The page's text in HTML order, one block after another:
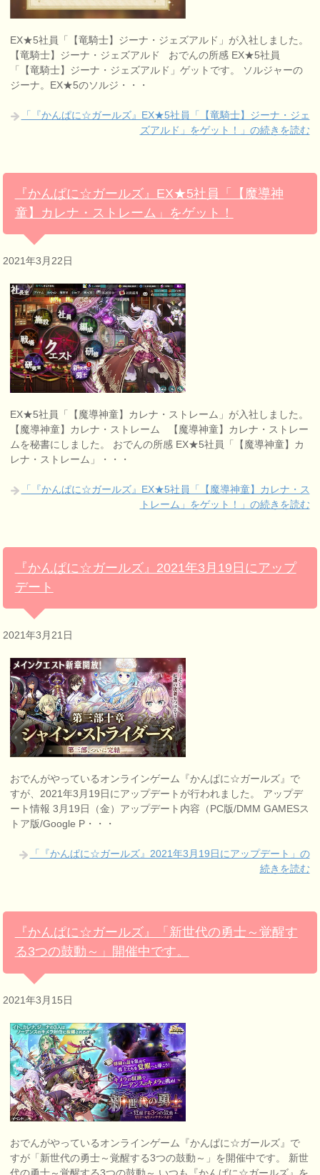
EX★5社員「【竜騎士】ジーナ・ジェズアルド」が入社しました。
【竜騎士】ジーナ・ジェズアルド おでんの所感 EX★5社員
「【竜騎士】ジーナ・ジェズアルド」ゲットです。 ソルジャーの
ジーナ。EX★5のソルジ・・・
「『かんぱに☆ガールズ』EX★5社員「【竜騎士】ジーナ・ジェ
ズアルド」をゲット！」の続きを読む
『かんぱに☆ガールズ』EX★5社員「【魔導神
童】カレナ・ストレーム」をゲット！
2021年3月22日
EX★5社員「【魔導神童】カレナ・ストレーム」が入社しました。
【魔導神童】カレナ・ストレーム 【魔導神童】カレナ・ストレー
ムを秘書にしました。 おでんの所感 EX★5社員「【魔導神童】カ
レナ・ストレーム」・・・
「『かんぱに☆ガールズ』EX★5社員「【魔導神童】カレナ・ス
トレーム」をゲット！」の続きを読む
『かんぱに☆ガールズ』2021年3月19日にアップ
デート
2021年3月21日
おでんがやっているオンラインゲーム『かんぱに☆ガールズ』で
すが、2021年3月19日にアップデートが行われました。 アップデ
ート情報 3月19日（金）アップデート内容（PC版/DMM GAMESス
トア版/Google P・・・
「『かんぱに☆ガールズ』2021年3月19日にアップデート」の
続きを読む
『かんぱに☆ガールズ』「新世代の勇士～覚醒す
る3つの鼓動～」開催中です。
2021年3月15日
おでんがやっているオンラインゲーム『かんぱに☆ガールズ』で
すが「新世代の勇士～覚醒する3つの鼓動～」を開催中です。 新世